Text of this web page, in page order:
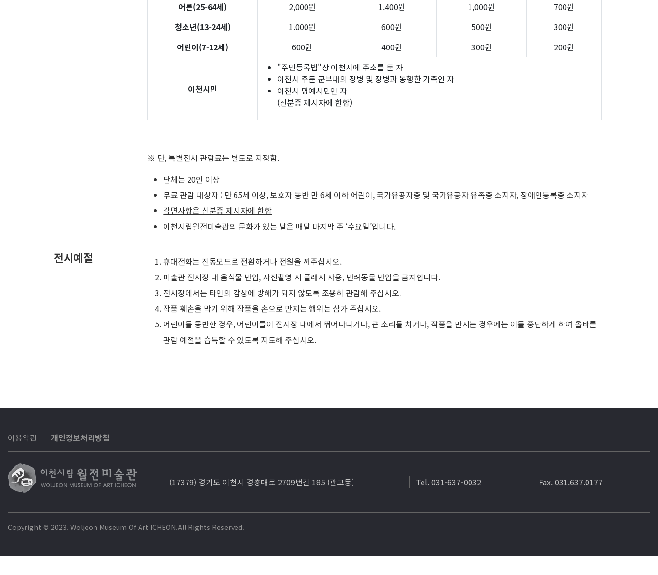
어른(25-64세)
2,000원 1.400원 1,000원
700원
청소년(13-24세)
1.000원 600원 500원
300원
어린이(7-12세)
600원 400원 300원 200원
이천시민
"주민등록법"상 이천시에 주소를 둔 자
이천시 주둔 군부대의 장병 및 장병과 동행한 가족인 자
이천시 명예시민인 자
(신분증 제시자에 한함)
※ 단, 특별전시 관람료는 별도로 지정함.
단체는 20인 이상
무료 관람 대상자 : 만 65세 이상, 보호자 동반 만 6세 이하 어린이, 국가유공자증 및 국가유공자 유족증 소지자, 장애인등록증 소지자
감면사항은 신분증 제시자에 한함
이천시립월전미술관의 문화가 있는 날은 매달 마지막 주 ‘수요일’입니다.
전시예절
휴대전화는 진동모드로 전환하거나 전원을 꺼주십시오.
미술관 전시장 내 음식물 반입, 사진촬영 시 플래시 사용, 반려동물 반입을 금지합니다.
전시장에서는 타인의 감상에 방해가 되지 않도록 조용히 관람해 주십시오.
작품 훼손을 막기 위해 작품을 손으로 만지는 행위는 삼가 주십시오.
어린이를 동반한 경우, 어린이들이 전시장 내에서 뛰어다니거나, 큰 소리를 치거나, 작품을 만지는 경우에는 이를 중단하게 하여 올바른
관람 예절을 습득할 수 있도록 지도해 주십시오.
이용약관 개인정보처리방침
(17379) 경기도 이천시 경충대로 2709번길 185 (관고동) Tel. 031-637-0032 Fax. 031.637.0177
Copyright © 2023. Woljeon Museum Of Art ICHEON.All Rights Reserved.